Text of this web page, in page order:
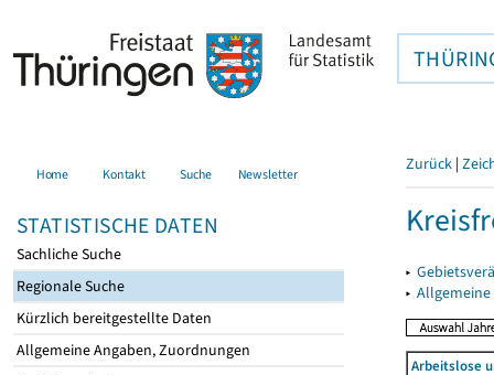
Home Kontakt Suche Newsletter
STATISTISCHE DATEN
Sachliche Suche
Regionale Suche
Kürzlich bereitgestellte Daten
Allgemeine Angaben, Zuordnungen
Zurück |
▸
▸
Arbeitslose